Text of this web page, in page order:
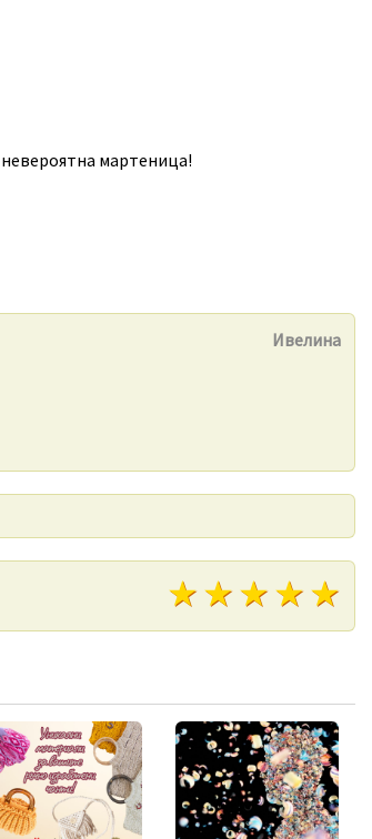
мартеница!
Ивелина
4
3
2 звезди
1 звезди